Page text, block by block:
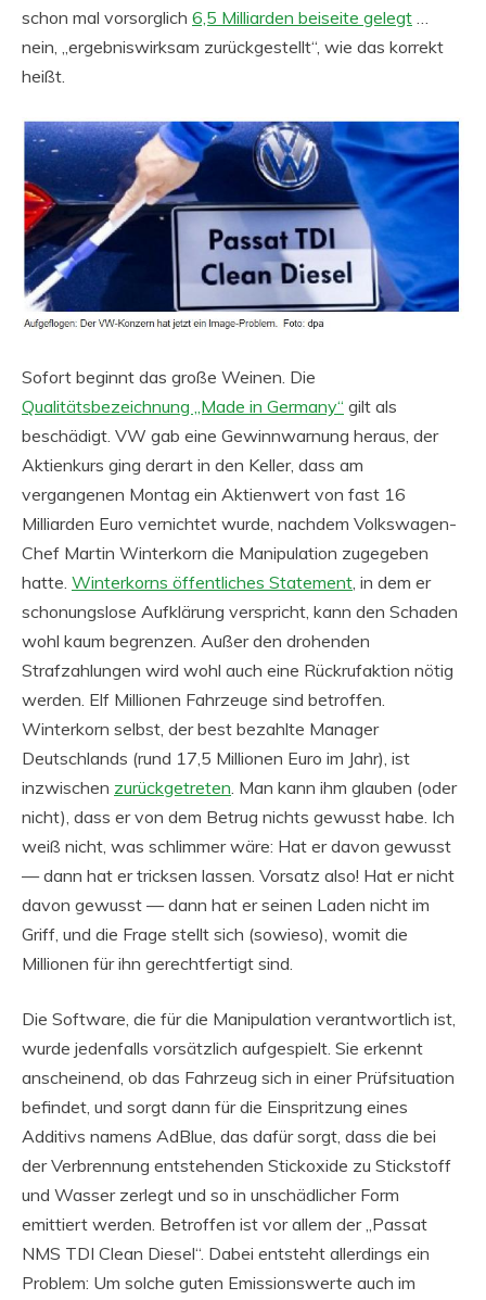
schon mal vorsorglich 6,5 Milliarden beiseite gelegt …
nein, „ergebniswirksam zurückgestellt“, wie das korrekt
heißt.
Sofort beginnt das große Weinen. Die
Qualitätsbezeichnung „Made in Germany“ gilt als
beschädigt. VW gab eine Gewinnwarnung heraus, der
Aktienkurs ging derart in den Keller, dass am
vergangenen Montag ein Aktienwert von fast 16
Milliarden Euro vernichtet wurde, nachdem Volkswagen-
Chef Martin Winterkorn die Manipulation zugegeben
hatte. Winterkorns öffentliches Statement, in dem er
schonungslose Aufklärung verspricht, kann den Schaden
wohl kaum begrenzen. Außer den drohenden
Strafzahlungen wird wohl auch eine Rückrufaktion nötig
werden. Elf Millionen Fahrzeuge sind betroffen.
Winterkorn selbst, der best bezahlte Manager
Deutschlands (rund 17,5 Millionen Euro im Jahr), ist
inzwischen zurückgetreten. Man kann ihm glauben (oder
nicht), dass er von dem Betrug nichts gewusst habe. Ich
weiß nicht, was schlimmer wäre: Hat er davon gewusst
— dann hat er tricksen lassen. Vorsatz also! Hat er nicht
davon gewusst — dann hat er seinen Laden nicht im
Griff, und die Frage stellt sich (sowieso), womit die
Millionen für ihn gerechtfertigt sind.
Die Software, die für die Manipulation verantwortlich ist,
wurde jedenfalls vorsätzlich aufgespielt. Sie erkennt
anscheinend, ob das Fahrzeug sich in einer Prüfsituation
befindet, und sorgt dann für die Einspritzung eines
Additivs namens AdBlue, das dafür sorgt, dass die bei
der Verbrennung entstehenden Stickoxide zu Stickstoff
und Wasser zerlegt und so in unschädlicher Form
emittiert werden. Betroffen ist vor allem der „Passat
NMS TDI Clean Diesel“. Dabei entsteht allerdings ein
Problem: Um solche guten Emissionswerte auch im